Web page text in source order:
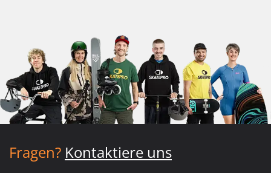
Fragen? Kontaktiere uns